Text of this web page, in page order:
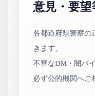
意見・要望
各都道府県警察の
きます。
不審なDM・闇バ
必ず公的機関へご